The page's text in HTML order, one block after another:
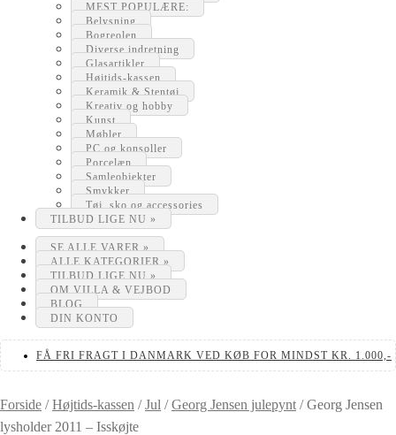
MEST POPULÆRE:
Belysning
Bogreolen
Diverse indretning
Glasartikler
Højtids-kassen
Keramik & Stentøj
Kreativ og hobby
Kunst
Møbler
PC og konsoller
Porcelæn
Samleobjekter
Smykker
Tøj, sko og accessories
TILBUD LIGE NU »
SE ALLE VARER »
ALLE KATEGORIER »
TILBUD LIGE NU »
OM VILLA & VEJBOD
BLOG
DIN KONTO
FÅ FRI FRAGT I DANMARK VED KØB FOR MINDST KR. 1.000,-
Forside /Højtids-kassen /Jul /Georg Jensen julepynt /Georg Jensen
lysholder 2011 – Isskøjte